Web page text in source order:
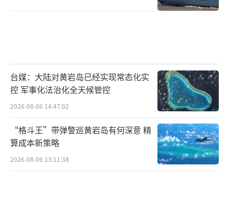
说：
俄方朋友可能也注意到，现在有些人不甘
寂寞，开始炒作所谓“反向尼克松战略”，这
不仅是将国际政治简单交易化，更是陈旧的冷
战思维在作祟。
什么是“反向尼克松战略”？
台媒：大陆对黄岩岛已经实现常态化实
控 军事化法治化全天候管控
2026-08-06 14:47:02
“格斗王”带弹警巡黄岩岛有何深意 精
算成本新策略
2026-08-06 13:11:38